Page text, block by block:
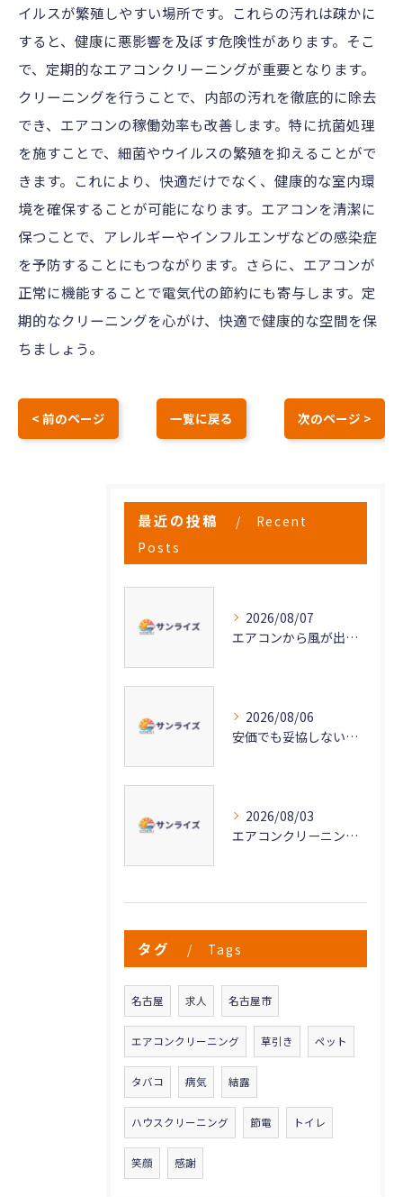
イルスが繁殖しやすい場所です。これらの汚れは疎かに
すると、健康に悪影響を及ぼす危険性があります。そこ
で、定期的なエアコンクリーニングが重要となります。
クリーニングを行うことで、内部の汚れを徹底的に除去
でき、エアコンの稼働効率も改善します。特に抗菌処理
を施すことで、細菌やウイルスの繁殖を抑えることがで
きます。これにより、快適だけでなく、健康的な室内環
境を確保することが可能になります。エアコンを清潔に
保つことで、アレルギーやインフルエンザなどの感染症
を予防することにもつながります。さらに、エアコンが
正常に機能することで電気代の節約にも寄与します。定
期的なクリーニングを心がけ、快適で健康的な空間を保
ちましょう。
< 前のページ 一覧に戻る 次のページ >
最近の投稿
Recent
Posts
2026/08/07
エアコンから風が出ない原因と対策法
2026/08/06
安価でも妥協しない高品質なエアコンクリーニングの秘密
2026/08/03
エアコンクリーニングで実現する快適な空気環境づくり
タグ Tags
名古屋 求人 名古屋市
エアコンクリーニング 草引き ペット
タバコ 病気 結露
ハウスクリーニング 節電 トイレ
笑顔 感謝